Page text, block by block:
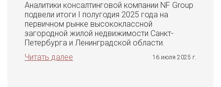
Аналитики консалтинговой компании NF Group
подвели итоги I полугодия 2025 года на
первичном рынке высококлассной
загородной жилой недвижимости Санкт-
Петербурга и Ленинградской области.
Читать далее
16 июля 2025 г.